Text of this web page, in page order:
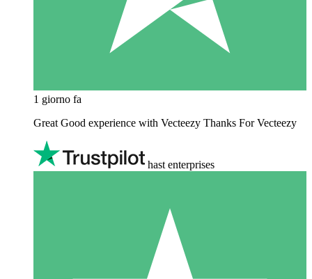
1 giorno fa
Great Good experience with Vecteezy Thanks For Vecteezy
hast enterprises